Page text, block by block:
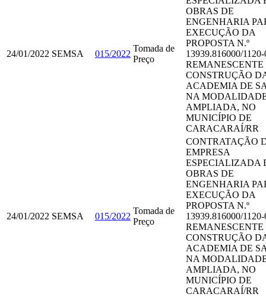
24/01/2022 SEMSA 015/2022
Tomada de
Preço
OBRAS DE
ENGENHARIA
EXECUÇÃO DA
PROPOSTA N.º
13939.816000/
REMANESCENTE
CONSTRUÇÃO
ACADEMIA DE
NA
AMPLIADA, NO
MUNICÍPIO DE
CARACARAÍ/RR
24/01/2022 SEMSA 015/2022
Tomada de
Preço
CONTRATAÇÃO
EMPRESA
ESPECIALIZADA
OBRAS DE
ENGENHARIA
EXECUÇÃO DA
PROPOSTA N.º
13939.816000/
REMANESCENTE
CONSTRUÇÃO
ACADEMIA DE
NA
AMPLIADA, NO
MUNICÍPIO DE
CARACARAÍ/RR